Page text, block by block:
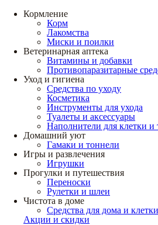
Кормление
Корм
Лакомства
Миски и поилки
Ветеринарная аптека
Витамины и добавки
Противопаразитарные
Уход и гигиена
Средства по уходу
Косметика
Инструменты для ухода
Туалеты и аксессуары
Наполнители для клетки и
Домашний уют
Гамаки и тоннели
Игры и развлечения
Игрушки
Прогулки и путешествия
Переноски
Рулетки и шлеи
Чистота в доме
Средства для дома и клетки
Акции и скидки